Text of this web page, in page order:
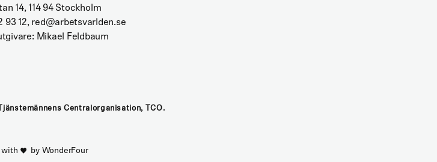
14, 114 94 Stockholm
93 12, red@arbetsvarlden.se
Mikael Feldbaum
Centralorganisation, TCO.
with by WonderFour